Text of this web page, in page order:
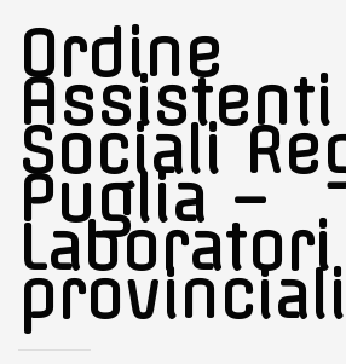
Ordine
Assistenti
Sociali
Puglia –
Laboratori
provinciali